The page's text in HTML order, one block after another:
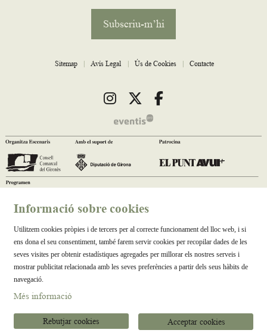
Subscriu-m’hi
Sitemap | Avís Legal | Ús de Cookies | Contacte
Link a instagram
Link a twitter
Link a facebook
Informació sobre cookies
Utilitzem cookies pròpies i de tercers per al correcte funcionament del lloc web, i si
ens dona el seu consentiment, també farem servir cookies per recopilar dades de les
seves visites per obtenir estadístiques agregades per millorar els nostres serveis i
mostrar publicitat relacionada amb les seves preferències a partir dels seus hàbits de
navegació.
Més informació
Acceptar cookies
Rebutjar cookies